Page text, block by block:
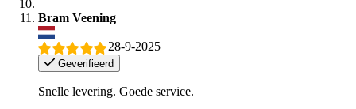
Bram Veening
28-9-2025
Geverifieerd
Snelle levering. Goede service.